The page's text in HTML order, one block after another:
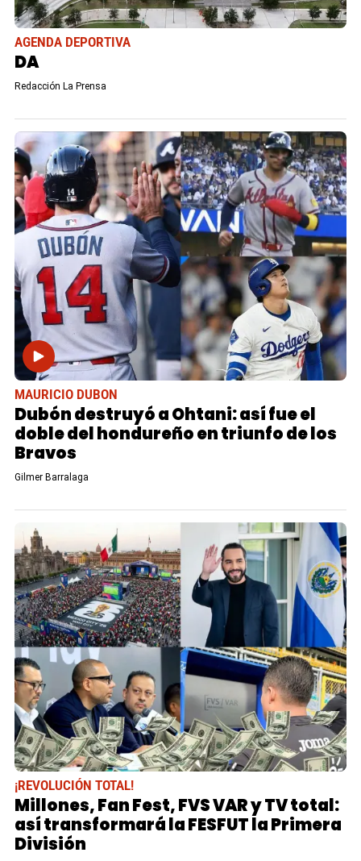
AGENDA DEPORTIVA
DA
Redacción La Prensa
MAURICIO DUBON
Dubón destruyó a Ohtani: así fue el
doble del hondureño en triunfo de los
Bravos
Gilmer Barralaga
¡REVOLUCIÓN TOTAL!
Millones, Fan Fest, FVS VAR y TV total:
así transformará la FESFUT la Primera
División